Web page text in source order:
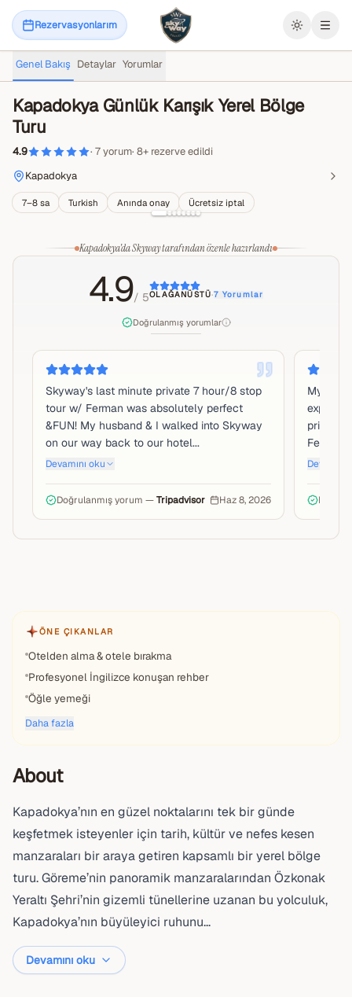
Rezervasyonlarım
Kapadokya Günlük Karışık Yerel Bölge
Turu
4.9 · 7yorum· 8+ rezerve edildi
Kapadokya
7–8 sa Turkish Anında onay Ücretsiz iptal
Kapadokya'da Skyway tarafından özenle hazırlandı
4.9/ 5OLAĞANÜSTÜ·7 Yorumlar
Doğrulanmış yorumlar
Skyway's last minute private 7 hour/8 stop
tour w/ Ferman was absolutely perfect
&FUN! My husband & I walked into Skyway
on our way back to our hotel...
Devamını oku
Doğrulanmış yorum —Tripadvisor Haz 8, 2026
My
private
Ferman
Genel Bakış Detaylar Yorumlar
ÖNE ÇIKANLAR
Otelden alma & otele bırakma
Profesyonel İngilizce konuşan rehber
Öğle yemeği
Daha fazla
About
Kapadokya’nın en güzel noktalarını tek bir günde
keşfetmek isteyenler için tarih, kültür ve nefes kesen
manzaraları bir araya getiren kapsamlı bir yerel bölge
turu. Göreme’nin panoramik manzaralarından Özkonak
Yeraltı Şehri’nin gizemli tünellerine uzanan bu yolculuk,
Kapadokya’nın büyüleyici ruhunu...
Devamını oku